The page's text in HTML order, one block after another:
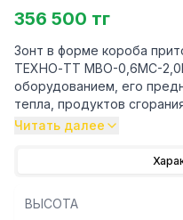
356 500 тг
Зонт в форме короба
ТЕХНО-ТТ МВО-0,6МС-
оборудованием, его
тепла, продуктов
воздуха, что
предметах мебели и
Читать далее
ВЫСОТА